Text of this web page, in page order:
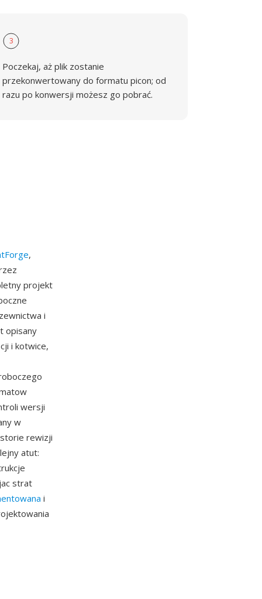
3
Poczekaj, aż plik zostanie
przekonwertowany do formatu picon; od
razu po konwersji możesz go pobrać.
,
projekt
i
opisany
i kotwice,
wersji
w
rewizji
atut:
strat
i